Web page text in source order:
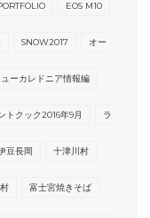
EOS M10
SNOW2017 オー
ューカレドニア情報編
トクック2016年9月 ラ
豆長岡 十津川村
富士宮焼きそば